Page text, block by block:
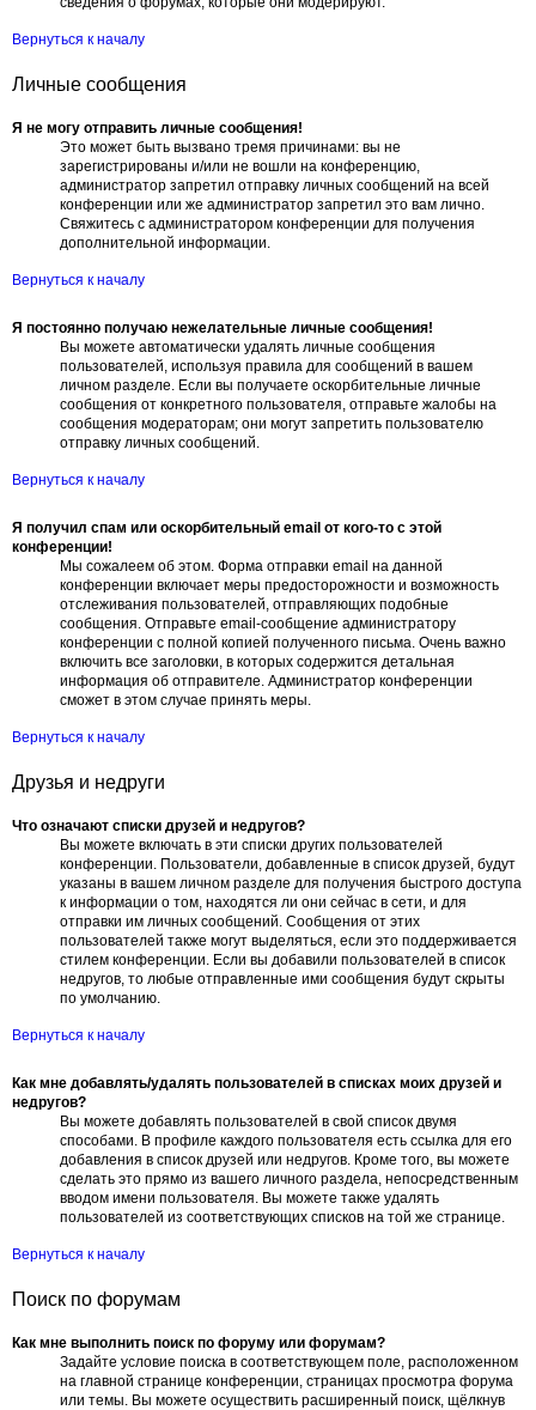
Вернуться к началу
Личные сообщения
Я не могу отправить личные сообщения!
Это может быть вызвано тремя причинами: вы не
зарегистрированы и/или не вошли на конференцию,
администратор запретил отправку личных сообщений на всей
конференции или же администратор запретил это вам лично.
Свяжитесь с администратором конференции для получения
дополнительной информации.
Вернуться к началу
Я постоянно получаю нежелательные личные сообщения!
Вы можете автоматически удалять личные сообщения
пользователей, используя правила для сообщений в вашем
личном разделе. Если вы получаете оскорбительные личные
сообщения от конкретного пользователя, отправьте жалобы на
сообщения модераторам; они могут запретить пользователю
отправку личных сообщений.
Вернуться к началу
Я получил спам или оскорбительный email от кого-то с этой
конференции!
Мы сожалеем об этом. Форма отправки email на данной
конференции включает меры предосторожности и возможность
отслеживания пользователей, отправляющих подобные
сообщения. Отправьте email-сообщение администратору
конференции с полной копией полученного письма. Очень важно
включить все заголовки, в которых содержится детальная
информация об отправителе. Администратор конференции
сможет в этом случае принять меры.
Вернуться к началу
Друзья и недруги
Что означают списки друзей и недругов?
Вы можете включать в эти списки других пользователей
конференции. Пользователи, добавленные в список друзей, будут
указаны в вашем личном разделе для получения быстрого доступа
к информации о том, находятся ли они сейчас в сети, и для
отправки им личных сообщений. Сообщения от этих
пользователей также могут выделяться, если это поддерживается
стилем конференции. Если вы добавили пользователей в список
недругов, то любые отправленные ими сообщения будут скрыты
по умолчанию.
Вернуться к началу
Как мне добавлять/удалять пользователей в списках моих друзей и
недругов?
Вы можете добавлять пользователей в свой список двумя
способами. В профиле каждого пользователя есть ссылка для его
добавления в список друзей или недругов. Кроме того, вы можете
сделать это прямо из вашего личного раздела, непосредственным
вводом имени пользователя. Вы можете также удалять
пользователей из соответствующих списков на той же странице.
Вернуться к началу
Поиск по форумам
Как мне выполнить поиск по форуму или форумам?
Задайте условие поиска в соответствующем поле, расположенном
на главной странице конференции, страницах просмотра форума
или темы. Вы можете осуществить расширенный поиск, щёлкнув